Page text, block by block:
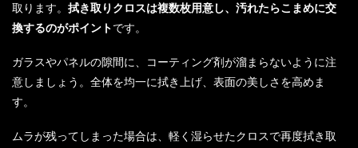
取ります。 拭き取りクロスは複数枚用意し、汚れたらこまめに交
換するのがポイントです。
ガラスやパネルの隙間に、コーティング剤が溜まらないように注
意しましょう。全体を均一に拭き上げ、表面の美しさを高めま
す。
ムラが残ってしまった場合は、軽く湿らせたクロスで再度拭き取